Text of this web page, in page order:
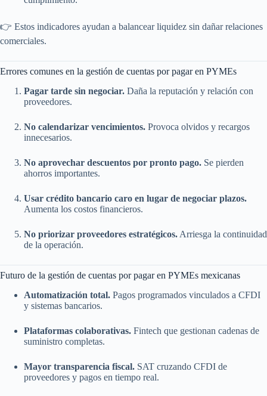
👉 Estos indicadores ayudan a balancear liquidez sin dañar relaciones
comerciales.
Errores comunes en la gestión de cuentas por pagar en PYMEs
Pagar tarde sin negociar. Daña la reputación y relación con
proveedores.
No calendarizar vencimientos. Provoca olvidos y recargos
innecesarios.
No aprovechar descuentos por pronto pago. Se pierden
ahorros importantes.
Usar crédito bancario caro en lugar de negociar plazos.
Aumenta los costos financieros.
No priorizar proveedores estratégicos. Arriesga la continuidad
de la operación.
Futuro de la gestión de cuentas por pagar en PYMEs mexicanas
Automatización total. Pagos programados vinculados a CFDI
y sistemas bancarios.
Plataformas colaborativas. Fintech que gestionan cadenas de
suministro completas.
Mayor transparencia fiscal. SAT cruzando CFDI de
proveedores y pagos en tiempo real.